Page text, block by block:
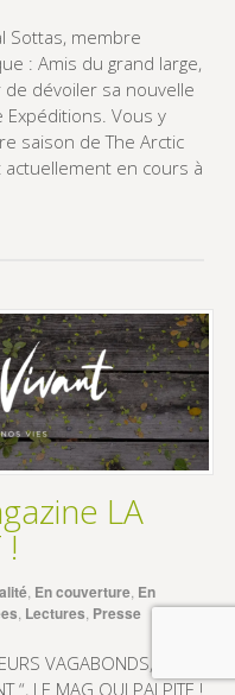
Sottas, membre
: Amis du grand large,
de dévoiler sa nouvelle
Vous y
saison de The Arctic
en cours à
LA
!
, En couverture, En
Lectures Presse
VAGABONDS, ONT
“, LE MAG QUI PALPITE !